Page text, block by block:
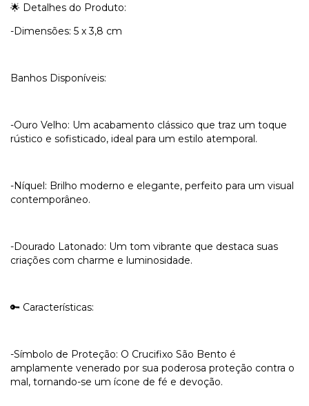
🌟 Detalhes do Produto:
-Dimensões: 5 x 3,8 cm
Banhos Disponíveis:
-Ouro Velho: Um acabamento clássico que traz um toque
rústico e sofisticado, ideal para um estilo atemporal.
-Níquel: Brilho moderno e elegante, perfeito para um visual
contemporâneo.
-Dourado Latonado: Um tom vibrante que destaca suas
criações com charme e luminosidade.
🔑 Características:
-Símbolo de Proteção: O Crucifixo São Bento é
amplamente venerado por sua poderosa proteção contra o
mal, tornando-se um ícone de fé e devoção.